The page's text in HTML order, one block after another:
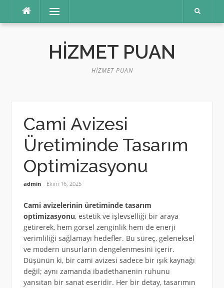
Menü
HIZMET PUAN
HIZMET PUAN
Cami Avizesi
Üretiminde Tasarım
Optimizasyonu
admin Ekim 16, 2025
Cami avizelerinin üretiminde tasarım
optimizasyonu, estetik ve işlevselliği bir araya
getirerek, hem görsel zenginlik hem de enerji
verimliliği sağlamayı hedefler. Bu süreç, geleneksel
ve modern unsurların dengelenmesini içerir.
Düşünün ki, bir cami avizesi sadece bir ışık kaynağı
değil; aynı zamanda ibadethanenin ruhunu
yansıtan bir sanat eseridir. Her bir detay, tasarımın